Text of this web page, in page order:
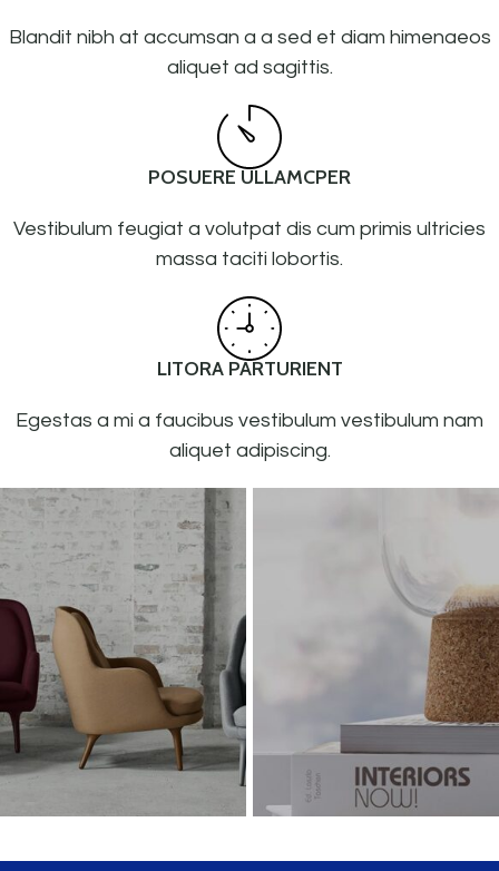
Blandit nibh at accumsan a a sed et diam himenaeos
aliquet ad sagittis.
POSUERE ULLAMCPER
Vestibulum feugiat a volutpat dis cum primis ultricies
massa taciti lobortis.
LITORA PARTURIENT
Egestas a mi a faucibus vestibulum vestibulum nam
aliquet adipiscing.